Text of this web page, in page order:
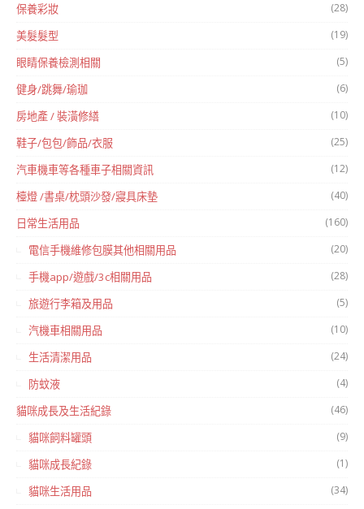
保養彩妝 (28)
美髮髮型 (19)
眼睛保養檢測相關 (5)
健身/跳舞/瑜珈 (6)
房地產 / 裝潢修繕 (10)
鞋子/包包/飾品/衣服 (25)
汽車機車等各種車子相關資訊 (12)
檯燈 /書桌/枕頭沙發/寢具床墊 (40)
日常生活用品 (160)
電信手機維修包膜其他相關用品 (20)
手機app/遊戲/3c相關用品 (28)
旅遊行李箱及用品 (5)
汽機車相關用品 (10)
生活清潔用品 (24)
防蚊液 (4)
貓咪成長及生活紀錄 (46)
貓咪飼料罐頭 (9)
貓咪成長紀錄 (1)
貓咪生活用品 (34)